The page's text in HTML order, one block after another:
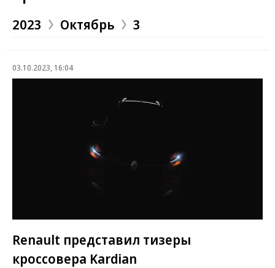
2023 Октябрь 3
03.10.2023, 16:04
Renault представил тизеры
кроссовера Kardian